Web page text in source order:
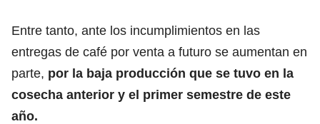
Entre tanto, ante los incumplimientos en las
entregas de café por venta a futuro se aumentan en
parte, por la baja producción que se tuvo en la
cosecha anterior y el primer semestre de este
año.